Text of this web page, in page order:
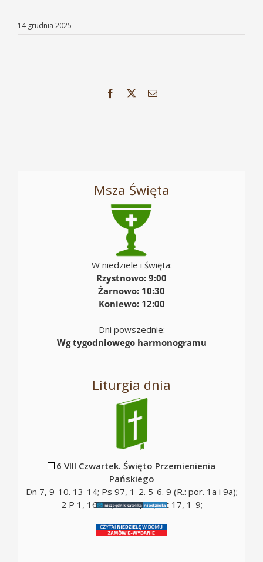
14 grudnia 2025
Facebook Email
Msza Święta
W niedziele i święta:
Rzystnowo: 9:00
Żarnowo: 10:30
Koniewo: 12:00
Dni powszednie:
Wg tygodniowego harmonogramu
Liturgia dnia
6 VIII Czwartek. Święto Przemienienia
Pańskiego
Dn 7, 9-10. 13-14; Ps 97, 1-2. 5-6. 9 (R.: por. 1a i 9a);
2 P 1, 16-19; Mt 17, 5c; Mt 17, 1-9;